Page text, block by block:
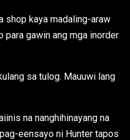
shop kaya madaling-araw
para gawin ang mga inorder
sa tulog. Mauuwi lang
na nanghihinayang na
eensayo ni Hunter tapos